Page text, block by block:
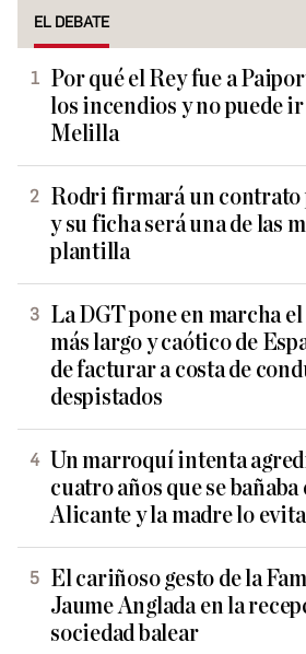
EL DEBATE
Por qué el Rey fue a
los incendios y no puede
Melilla
Rodri firmará un contrato
y su ficha será una de las
plantilla
La DGT pone en marcha
más largo y caótico de
de facturar a costa de
despistados
Un marroquí intenta
cuatro años que se bañaba
Alicante y la madre lo evita
El cariñoso gesto de la
Jaume Anglada en la
sociedad balear